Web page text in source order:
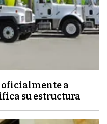
oficialmente a
su estructura